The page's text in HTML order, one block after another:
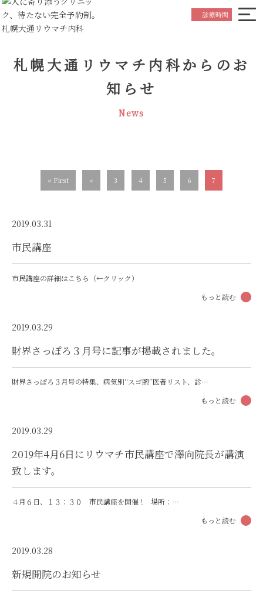
診療時間
院長ごあいさつ
はじめての方へ
診療内容について Medical Service
初診の
札幌大通リウマチ内科からのお
知らせ
News
« First « 3 4 5 6 7
2019.03.31
市民講座
市民講座の詳細はこちら（←クリック）
もっと読む
2019.03.29
財界さっぽろ３月号に記事が掲載されました。
財界さっぽろ３月号の特集、病気別‘‘スゴ腕’’医者リスト、診…
もっと読む
2019.03.29
2019年4月6日にリウマチ市民講座で澤向院長が講演
致します。
４月６日、１３：３０ 市民講座を開催！ 場所：…
もっと読む
2019.03.28
新規開院のお知らせ